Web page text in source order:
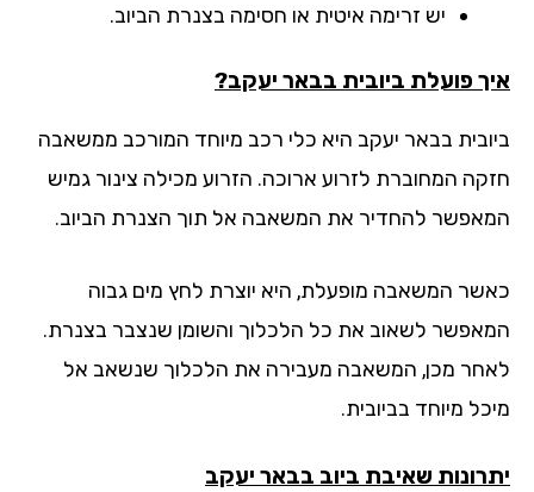
יש זרימה איטית או חסימה בצנרת הביוב.
פועלת ביובית בבאר יעקב?
בבאר יעקב היא כלי רכב מיוחד המורכב ממשאבה
המחוברת לזרוע ארוכה. הזרוע מכילה צינור גמיש
להחדיר את המשאבה אל תוך הצנרת הביוב.
המשאבה מופעלת, היא יוצרת לחץ מים גבוה
לשאוב את כל הלכלוך והשומן שנצבר בצנרת.
מכן, המשאבה מעבירה את הלכלוך שנשאב אל
מיוחד בביובית.
שאיבת ביובבבאר יעקב